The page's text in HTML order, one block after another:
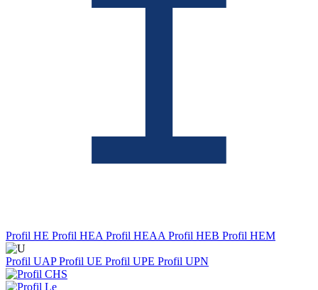
Profil HE Profil HEA Profil HEAA Profil HEB Profil HEM
Profil UAPProfil UE Profil UPE Profil UPN